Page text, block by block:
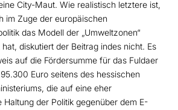
City-Maut. Wie realistisch letztere ist,
im Zuge der europäischen
das Modell der „Umweltzonen“
diskutiert der Beitrag indes nicht. Es
auf die Fördersumme für das Fuldaer
Euro seitens des hessischen
die auf eine eher
Haltung der Politik gegenüber dem E-